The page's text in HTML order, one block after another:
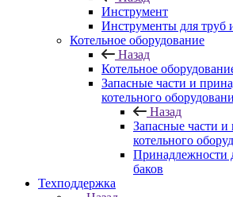
Инструмент
Инструменты для труб
Котельное оборудование
Назад
Котельное
Запасные части и
котельного
Назад
Запасные части
котельного
Принадлежности
баков
Техподдержка